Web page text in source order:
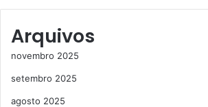
Arquivos
novembro 2025
setembro 2025
agosto 2025